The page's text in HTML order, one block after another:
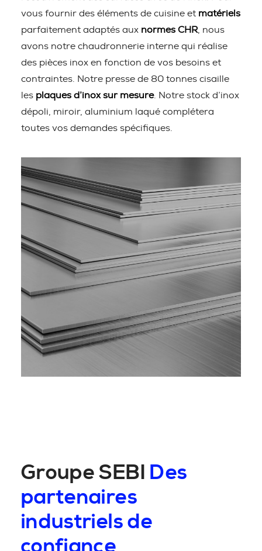
vous fournir des éléments de cuisine et matériels
parfaitement adaptés aux normes CHR , nous
avons notre chaudronnerie interne qui réalise
des pièces inox en fonction de vos besoins et
contraintes. Notre presse de 80 tonnes cisaille
les plaques d’inox sur mesure. Notre stock d’inox
dépoli, miroir, aluminium laqué complétera
toutes vos demandes spécifiques.
Groupe SEBI Des
partenaires
industriels de